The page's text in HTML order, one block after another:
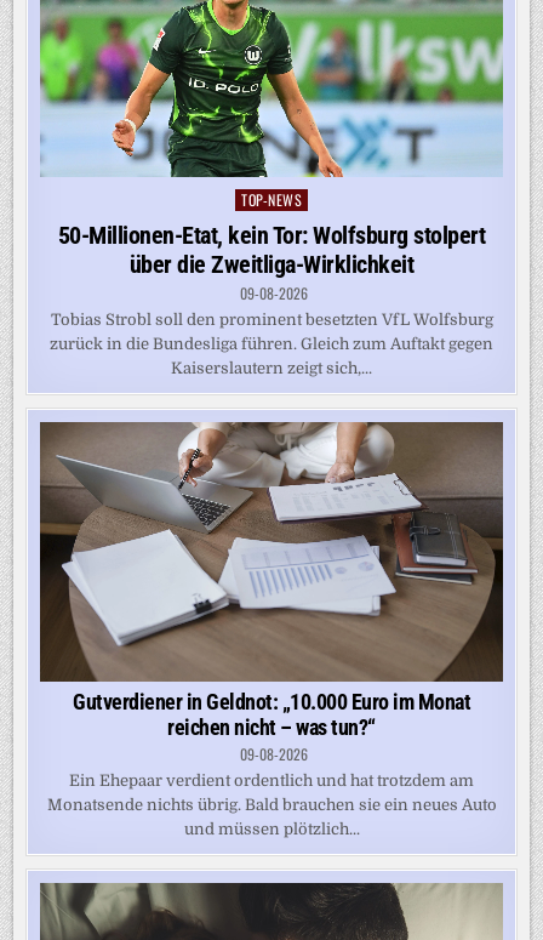
Posted
TOP-NEWS
50-Millionen-Etat, kein Tor: Wolfsburg stolpert
über die Zweitliga-Wirklichkeit
09-08-2026
Tobias Strobl soll den prominent besetzten VfL Wolfsburg
zurück in die Bundesliga führen. Gleich zum Auftakt gegen
Kaiserslautern zeigt sich,...
Gutverdiener in Geldnot: „10.000 Euro im Monat
reichen nicht – was tun?“
09-08-2026
Ein Ehepaar verdient ordentlich und hat trotzdem am
Monatsende nichts übrig. Bald brauchen sie ein neues Auto
und müssen plötzlich...